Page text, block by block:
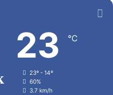
23 ℃
23º - 14º
60%
3.7 km/h